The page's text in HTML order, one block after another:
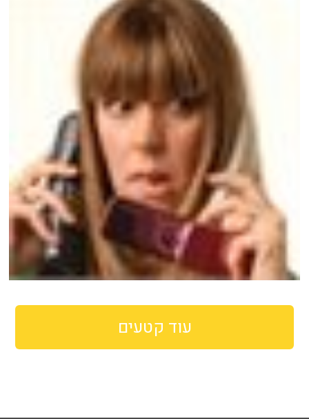
עוד קטעים